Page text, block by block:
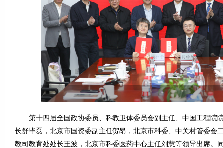
第十四届全国政协委员、科教卫体委员会副主任、中国工程院
长舒毕磊，北京市国资委副主任贺昂，北京市科委、中关村管委会
教司教育处处长王波，北京市科委医药中心主任刘慧等领导出席。